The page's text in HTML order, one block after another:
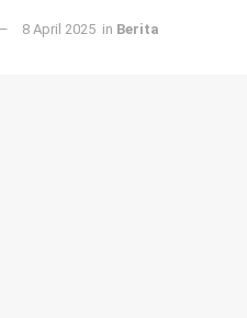
8 April 2025 in Berita